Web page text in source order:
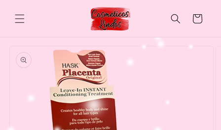
content
Cart
product
information